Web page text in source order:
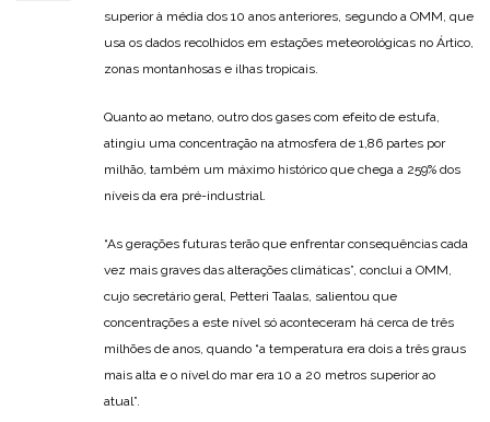
superior à média dos 10 anos anteriores, segundo a OMM, que
usa os dados recolhidos em estações meteorológicas no Ártico,
zonas montanhosas e ilhas tropicais.
Quanto ao metano, outro dos gases com efeito de estufa,
atingiu uma concentração na atmosfera de 1,86 partes por
milhão, também um máximo histórico que chega a 259% dos
níveis da era pré-industrial.
“As gerações futuras terão que enfrentar consequências cada
vez mais graves das alterações climáticas”, conclui a OMM,
cujo secretário geral, Petteri Taalas, salientou que
concentrações a este nível só aconteceram há cerca de três
milhões de anos, quando “a temperatura era dois a três graus
mais alta e o nível do mar era 10 a 20 metros superior ao
atual”.